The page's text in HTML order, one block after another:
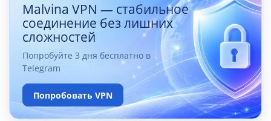
Malvina VPN — стабильное
соединение без лишних
сложностей
Попробуйте 3 дня бесплатно в
Telegram
Попробовать VPN